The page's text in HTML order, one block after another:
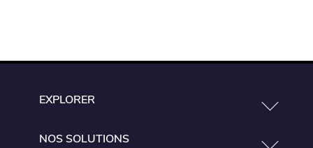
EXPLORER
NOS SOLUTIONS